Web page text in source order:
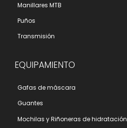
Manillares MTB
Puños
Transmisión
EQUIPAMIENTO
Gafas de máscara
Guantes
Mochilas y Riñoneras de hidratación